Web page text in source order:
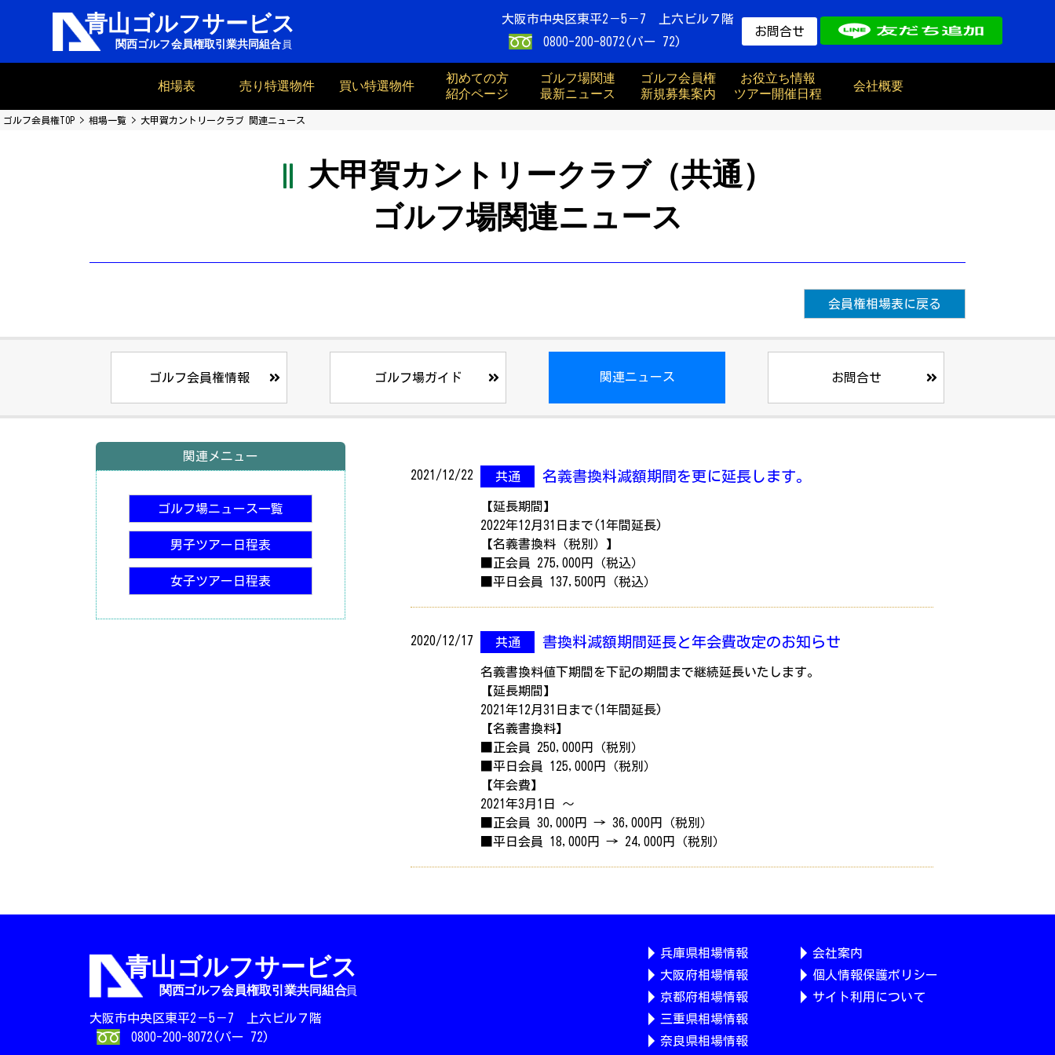
大阪市中央区東平2－5－7 上六ビル７階
0800-200-8072(パー 72)
お問合せ
相場表 売り特選物件 買い特選物件
初めての方
紹介ページ
ゴルフ場関連
最新ニュース
ゴルフ会員権
新規募集案内
お役立ち情報
ツアー開催日程
会社概要
ゴルフ会員権TOP 相場一覧 大甲賀カントリークラブ 関連ニュース
大甲賀カントリークラブ（共通）
ゴルフ場関連ニュース
会員権相場表に戻る
ゴルフ会員権情報 ゴルフ場ガイド 関連ニュース お問合せ
関連メニュー
ゴルフ場ニュース一覧
男子ツアー日程表
女子ツアー日程表
2021/12/22 共通 名義書換料減額期間を更に延長します。
【延長期間】
2022年12月31日まで(1年間延長)
【名義書換料（税別）】
■正会員 275,000円（税込）
■平日会員 137,500円（税込）
2020/12/17 共通 書換料減額期間延長と年会費改定のお知らせ
名義書換料値下期間を下記の期間まで継続延長いたします。
【延長期間】
2021年12月31日まで(1年間延長)
【名義書換料】
■正会員 250,000円（税別）
■平日会員 125,000円（税別）
【年会費】
2021年3月1日 ～
■正会員 30,000円 → 36,000円（税別）
■平日会員 18,000円 → 24,000円（税別）
大阪市中央区東平2－5－7 上六ビル７階
0800-200-8072(パー 72)
兵庫県相場情報
大阪府相場情報
京都府相場情報
三重県相場情報
奈良県相場情報
会社案内
個人情報保護ポリシー
サイト利用について